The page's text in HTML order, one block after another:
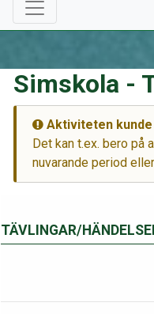
TÄVLINGAR/
Simskola -
Aktiviteten
Det kan t.ex. bero på
nuvarande period